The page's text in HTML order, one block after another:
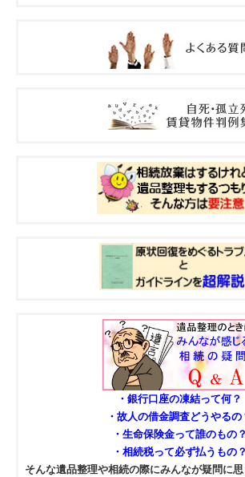
・銀行口座の凍結って何？
・故人の借金調査どうやるの
・生命保険金って誰のもの？
・相続税って必ず払うもの？
そんな遺品整理や相続の際にみんなが疑問に